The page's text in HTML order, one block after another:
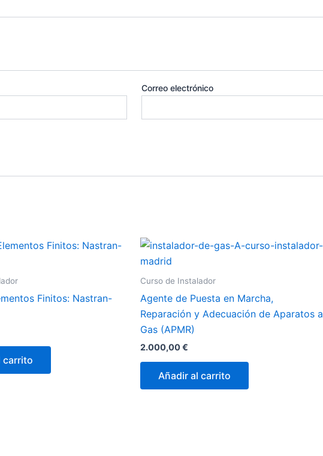
Correo electrónico
Finitos: Nastran-
carrito
Curso de Instalador
Agente de Puesta en Marcha,
Reparación y Adecuación de Aparatos a
Gas (APMR)
2.000,00€
Añadir al carrito